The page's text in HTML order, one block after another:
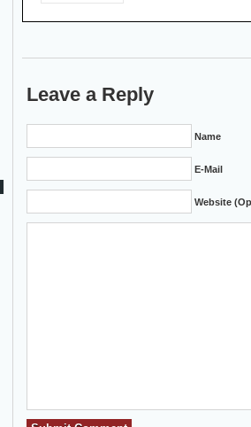
Leave a Reply
Name
E-Mail
Website